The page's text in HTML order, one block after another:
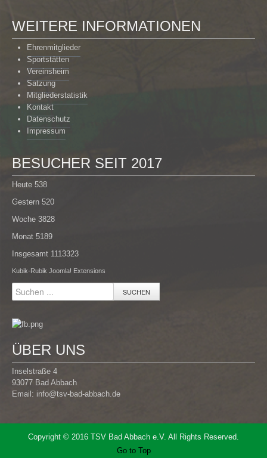
WEITERE INFORMATIONEN
Ehrenmitglieder
Sportstätten
Vereinsheim
Satzung
Mitgliederstatistik
Kontakt
Datenschutz
Impressum
BESUCHER SEIT 2017
Heute 538
Gestern 520
Woche 3828
Monat 5189
Insgesamt 1113323
Kubik-Rubik Joomla! Extensions
SUCHEN
ÜBER UNS
Inselstraße 4
93077 Bad Abbach
Email: info@tsv-bad-abbach.de
Copyright © 2016 TSV Bad Abbach e.V. All Rights Reserved.
Go to Top